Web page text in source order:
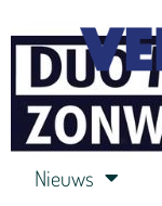
henkvandeberg
Nieuws